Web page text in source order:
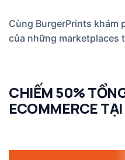
Cùng BurgerPrints khám
của những marketplaces
CHIẾM 50%
ECOMMERCE